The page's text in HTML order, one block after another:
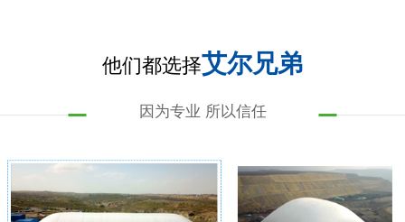
他们都选择艾尔兄弟
因为专业 所以信任